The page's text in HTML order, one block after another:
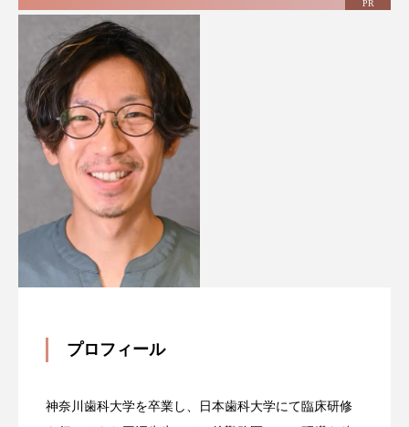
プロフィール
神奈川歯科大学を卒業し、日本歯科大学にて臨床研修